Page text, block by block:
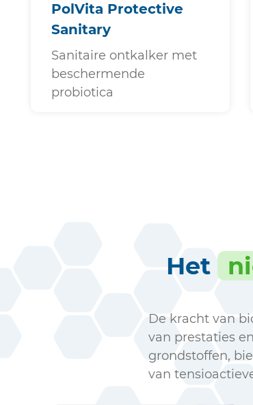
PolVita Protective
Sanitary
Sanitaire ontkalker met
beschermende
probiotica
Het
De kracht van
van prestaties
grondstoffen,
van